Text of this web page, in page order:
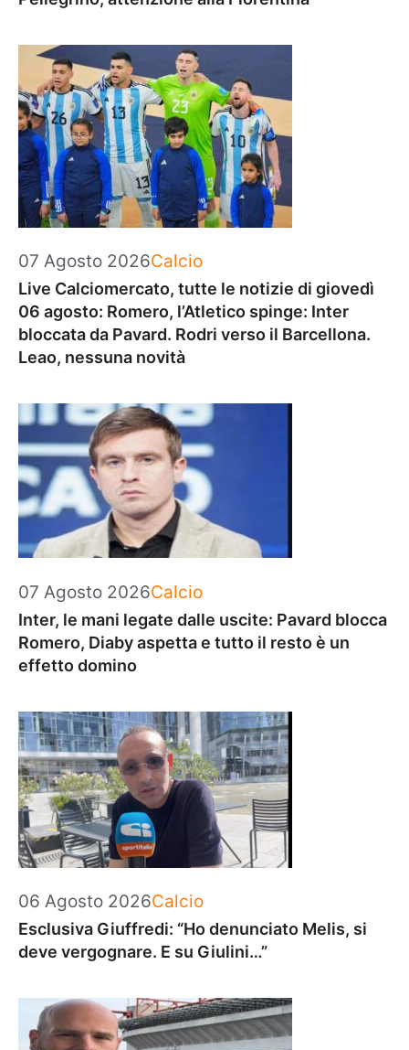
07 Agosto 2026Categorie
Calcio
Live Calciomercato, tutte le notizie di giovedì
06 agosto: Romero, l’Atletico spinge: Inter
bloccata da Pavard. Rodri verso il Barcellona.
Leao, nessuna novità
07 Agosto 2026Categorie
Calcio
Inter, le mani legate dalle uscite: Pavard blocca
Romero, Diaby aspetta e tutto il resto è un
effetto domino
06 Agosto 2026Categorie
Calcio
Esclusiva Giuffredi: “Ho denunciato Melis, si
deve vergognare. E su Giulini…”